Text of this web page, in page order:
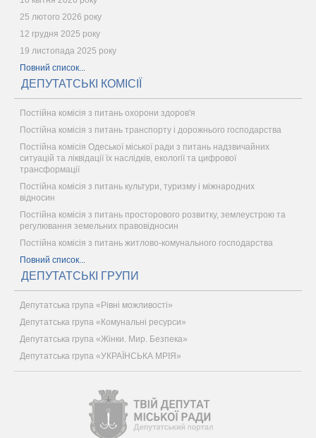
25 лютого 2026 року
12 грудня 2025 року
19 листопада 2025 року
Повний список...
ДЕПУТАТСЬКІ КОМІСІЇ
Постійна комісія з питань охорони здоров'я
Постійна комісія з питань транспорту і дорожнього господарства
Постійна комісія Одеської міської ради з питань надзвичайних
ситуацій та ліквідації їх наслідків, екології та цифрової
трансформації
Постійна комісія з питань культури, туризму і міжнародних
відносин
Постійна комісія з питань просторового розвитку, землеустрою та
регулювання земельних правовідносин
Постійна комісія з питань житлово-комунального господарства
Повний список...
ДЕПУТАТСЬКІ ГРУПИ
Депутатська група «Рівні можливості»
Депутатська група «Комунальні ресурси»
Депутатська група «Жінки. Мир. Безпека»
Депутатська група «УКРАЇНСЬКА МРІЯ»